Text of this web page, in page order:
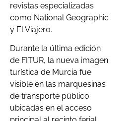
revistas especializadas
como National Geographic
y El Viajero.
Durante la última edición
de FITUR, la nueva imagen
turística de Murcia fue
visible en las marquesinas
de transporte público
ubicadas en el acceso